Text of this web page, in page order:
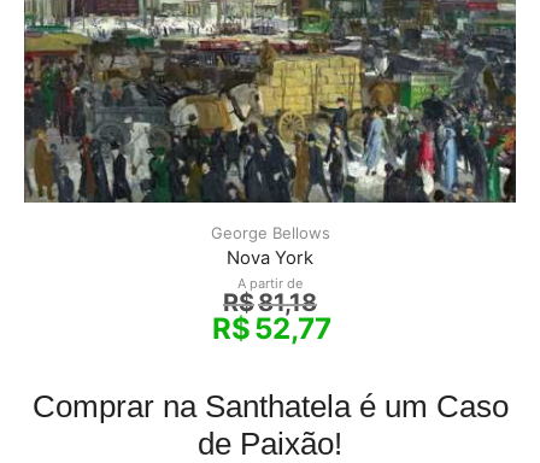
George Bellows
Nova York
A partir de
R$81,18
R$52,77
Comprar na Santhatela é um Caso
de Paixão!